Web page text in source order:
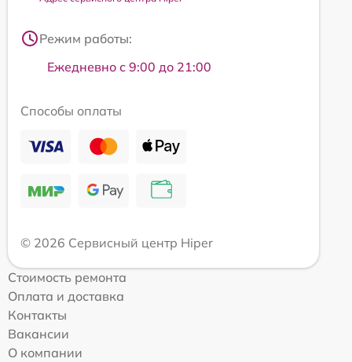
Режим работы:
Ежедневно с 9:00 до 21:00
Способы оплаты
© 2026 Сервисный центр Hiper
Стоимость ремонта
Оплата и доставка
Контакты
Вакансии
О компании